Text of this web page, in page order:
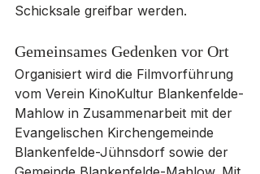
Schicksale greifbar werden.
Gemeinsames Gedenken vor Ort
Organisiert wird die Filmvorführung
vom Verein KinoKultur Blankenfelde-
Mahlow in Zusammenarbeit mit der
Evangelischen Kirchengemeinde
Blankenfelde-Jühnsdorf sowie der